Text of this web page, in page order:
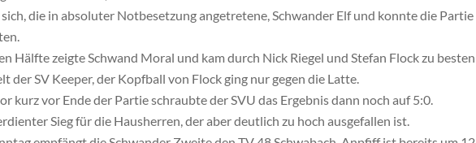
die in absoluter Notbesetzung angetretene, Schwander Elf und konnte die Partie
Hälfte zeigte Schwand Moral und kam durch Nick Riegel und Stefan Flock zu besten
der SV Keeper, der Kopfball von Flock ging nur gegen die Latte.
kurz vor Ende der Partie schraubte der SVU das Ergebnis dann noch auf 5:0.
Sieg für die Hausherren, der aber deutlich zu hoch ausgefallen ist.